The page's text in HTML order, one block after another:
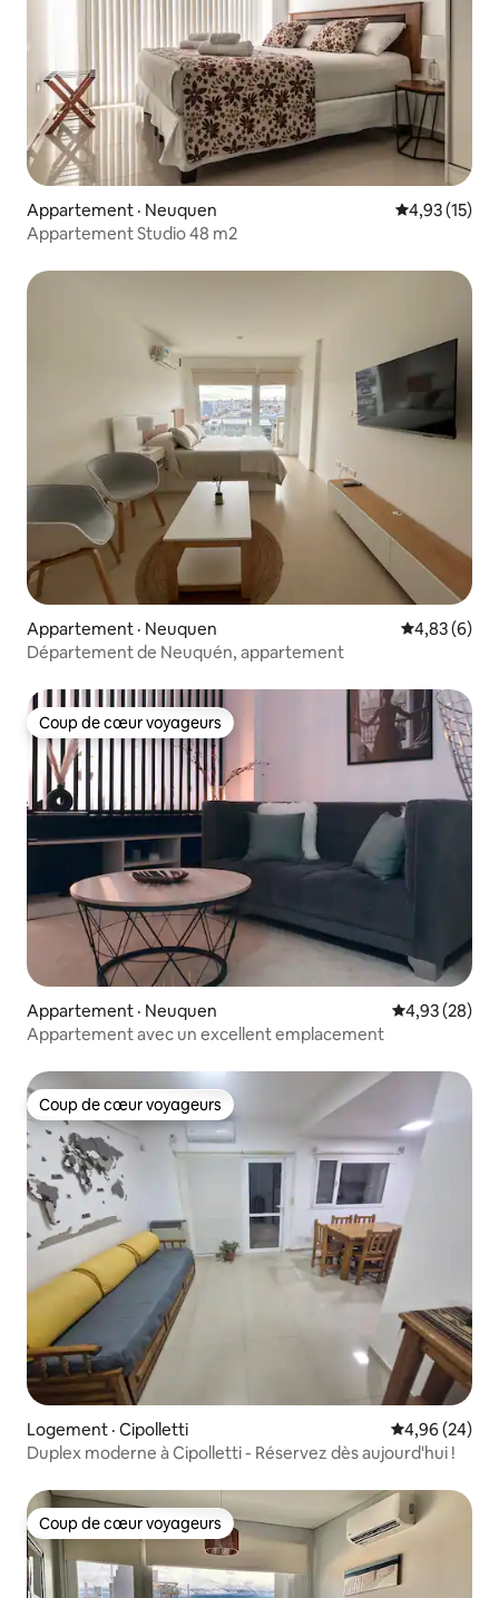
Appartement · Neuquen Note
4,93 (15)
Appartement Studio 48 m2
Appartement · Neuquen Note
4,83 (6)
Département de Neuquén, appartement
Coup de cœur voyageurs
Coup de cœur voyageurs
Appartement · Neuquen Note
4,93 (28)
Appartement avec un excellent emplacement
Coup de cœur voyageurs
Coup de cœur voyageurs
Logement · Cipolletti Note
4,96 (24)
Duplex moderne à Cipolletti - Réservez dès aujourd'hui !
Coup de cœur voyageurs
Coup de cœur voyageurs